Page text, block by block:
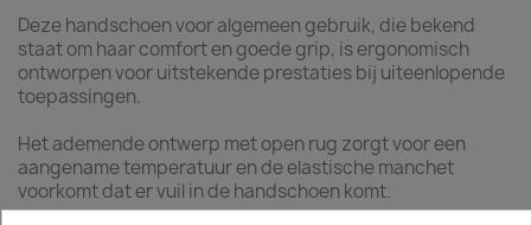
Deze handschoen voor algemeen gebruik, die bekend
staat om haar comfort en goede grip, is ergonomisch
ontworpen voor uitstekende prestaties bij uiteenlopende
toepassingen.
Het ademende ontwerp met open rug zorgt voor een
aangename temperatuur en de elastische manchet
voorkomt dat er vuil in de handschoen komt.